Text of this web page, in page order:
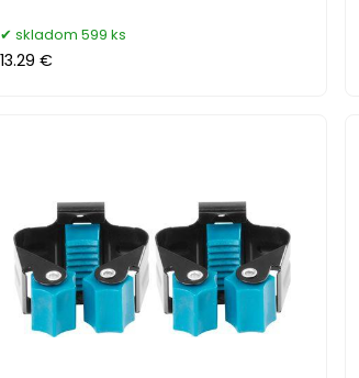
skladom 599 ks
13.29 €